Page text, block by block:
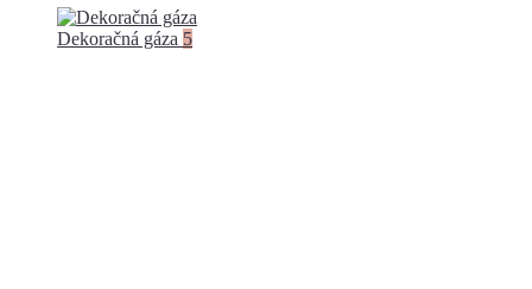
Dekoračná gáza 5